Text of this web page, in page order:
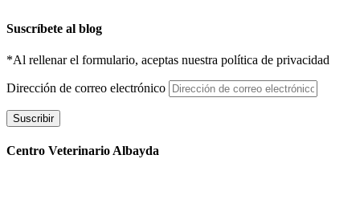
Suscríbete al blog
*Al rellenar el formulario, aceptas nuestra política de privacidad
Dirección de correo electrónico
Suscribir
Centro Veterinario Albayda